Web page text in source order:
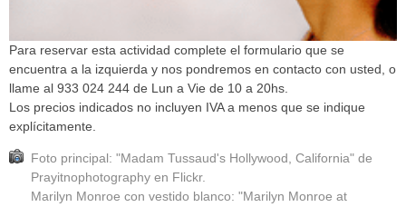
Para reservar esta actividad complete el formulario que se
encuentra a la izquierda y nos pondremos en contacto con usted, o
llame al 933 024 244 de Lun a Vie de 10 a 20hs.
Los precios indicados no incluyen IVA a menos que se indique
explícitamente.
Foto principal: "Madam Tussaud's Hollywood, California" de
Prayitnophotography en Flickr.
Marilyn Monroe con vestido blanco: "Marilyn Monroe at